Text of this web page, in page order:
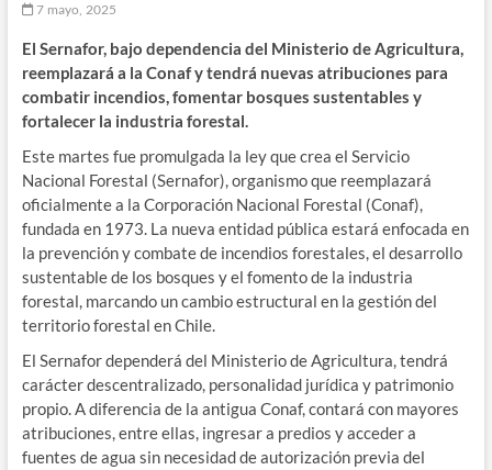
7 mayo, 2025
El Sernafor, bajo dependencia del Ministerio de Agricultura,
reemplazará a la Conaf y tendrá nuevas atribuciones para
combatir incendios, fomentar bosques sustentables y
fortalecer la industria forestal.
Este martes fue promulgada la ley que crea el Servicio
Nacional Forestal (Sernafor), organismo que reemplazará
oficialmente a la Corporación Nacional Forestal (Conaf),
fundada en 1973. La nueva entidad pública estará enfocada en
la prevención y combate de incendios forestales, el desarrollo
sustentable de los bosques y el fomento de la industria
forestal, marcando un cambio estructural en la gestión del
territorio forestal en Chile.
El Sernafor dependerá del Ministerio de Agricultura, tendrá
carácter descentralizado, personalidad jurídica y patrimonio
propio. A diferencia de la antigua Conaf, contará con mayores
atribuciones, entre ellas, ingresar a predios y acceder a
fuentes de agua sin necesidad de autorización previa del